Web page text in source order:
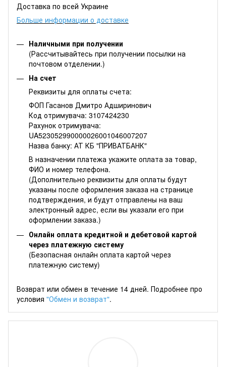
Доставка по всей Украине
Больше информации о доставке
Наличными при получении
(Рассчитывайтесь при получении посылки на
почтовом отделении.)
На счет
Реквизиты для оплаты счета:
ФОП Гасанов Дмитро Адширинович
Код отримувача: 3107424230
Рахунок отримувача:
UA523052990000026001046007207
Назва банку: АТ КБ "ПРИВАТБАНК"
В назначении платежа укажите оплата за товар,
ФИО и номер телефона.
(Дополнительно реквизиты для оплаты будут
указаны после оформления заказа на странице
подтверждения, и будут отправлены на ваш
электронный адрес, если вы указали его при
оформлении заказа.)
Онлайн оплата кредитной и дебетовой картой
через платежную систему
(Безопасная онлайн оплата картой через
платежную систему)
Возврат или обмен в течение 14 дней. Подробнее про
условия "Обмен и возврат".